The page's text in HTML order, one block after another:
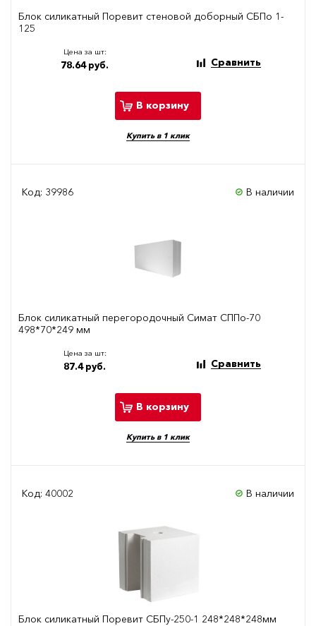
Блок силикатный Поревит стеновой доборный СБПо 1-
125
Цена за шт:
78.64 руб. Сравнить
В корзину
Купить в 1 клик
Код: 39986 В наличии
Блок силикатный перегородочный Симат СППо-70
498*70*249 мм
Цена за шт:
87.4 руб. Сравнить
В корзину
Купить в 1 клик
Код: 40002 В наличии
Блок силикатный Поревит СБПу-250-1 248*248*248мм